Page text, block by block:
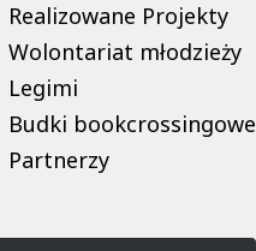
Realizowane Projekty
Wolontariat młodzieży
Legimi
Budki bookcrossingowe
Partnerzy